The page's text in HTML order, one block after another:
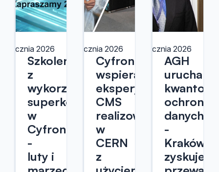
stycznia 2026
Szkolenia
z
wykorzystania
superkomputerów
w
Cyfronecie
-
luty i
23 stycznia 2026
Cyfronet
wspiera
eksperyment
CMS
realizowany
w
CERN
z
8 stycznia 2026
AGH
kwantową
ochronę
danych
-
Kraków
zyskuje